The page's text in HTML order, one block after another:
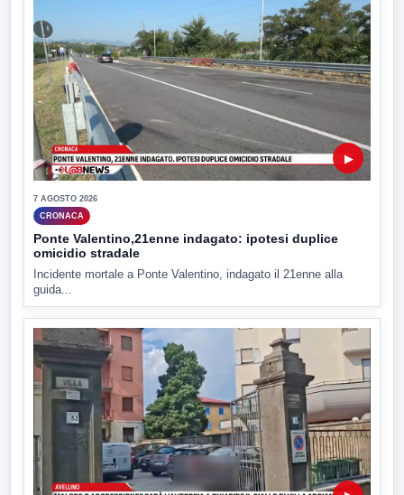
▶
7 AGOSTO 2026
CRONACA
Ponte Valentino,21enne indagato: ipotesi duplice
omicidio stradale
Incidente mortale a Ponte Valentino, indagato il 21enne alla
guida...